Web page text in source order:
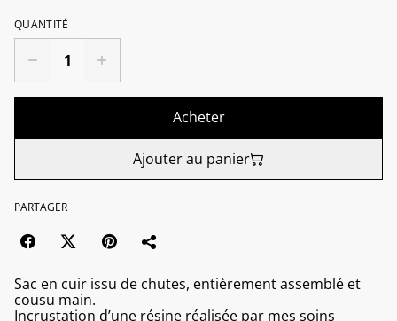
QUANTITÉ
Acheter
Ajouter au panier
PARTAGER
Sac en cuir issu de chutes, entièrement assemblé et
cousu main.
Incrustation d’une résine réalisée par mes soins